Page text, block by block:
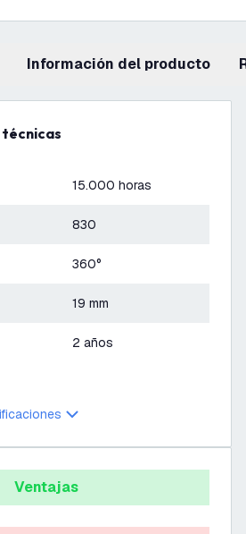
información del producto
técnicas
15.000 horas
830
360°
19 mm
2 años
Ventajas